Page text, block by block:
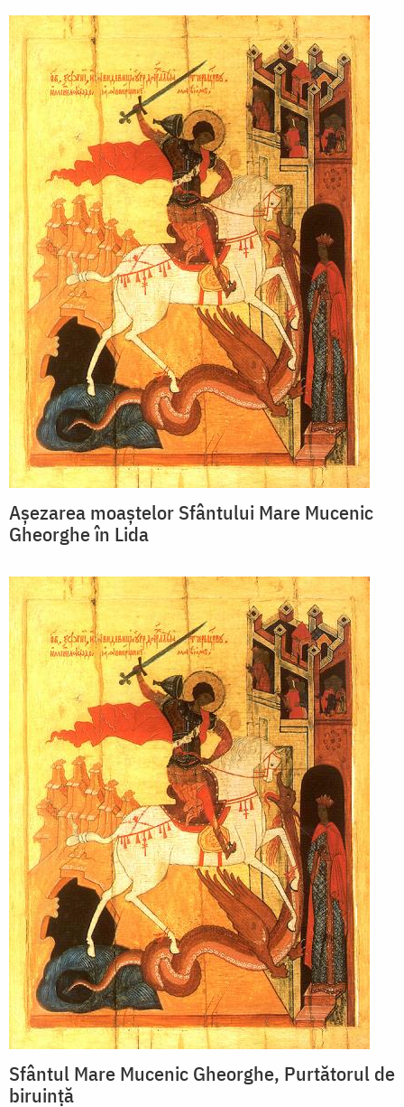
Așezarea moaștelor Sfântului Mare Mucenic
Gheorghe în Lida
Sfântul Mare Mucenic Gheorghe, Purtătorul de
biruință